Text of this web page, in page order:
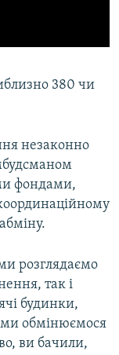
380 чи
незаконно
фондами,
розглядаємо
так і
будинки,
ми обмінюємося
ви бачили,